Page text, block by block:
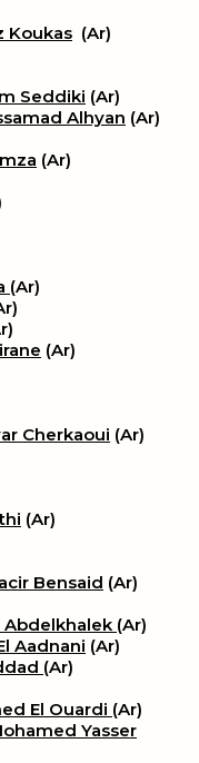
Koukas (Ar)
Seddiki (Ar)
Alhyan (Ar)
(Ar)
(Ar)
(Ar)
Cherkaoui (Ar)
(Ar)
Bensaid (Ar)
Abdelkhalek (Ar)
Aadnani (Ar)
(Ar)
El Ouardi (Ar)
Yasser